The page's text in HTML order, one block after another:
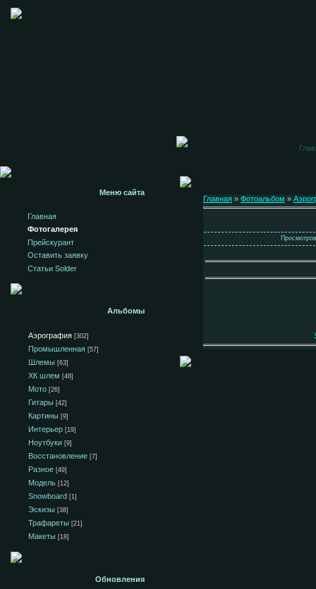
Меню сайта
Главная
Фотогалерея
Прейскурант
Оставить заявку
Статьи Solder
Альбомы
Аэрография [302]
Промышленная [57]
Шлемы [63]
ХК шлем [48]
Мото [26]
Гитары [42]
Картины [9]
Интерьер [19]
Ноутбуки [9]
Восстановление [7]
Разное [49]
Модель [12]
Snowboard [1]
Эскизы [38]
Трафареты [21]
Макеты [18]
Обновления
Главная » Фотоальбом »